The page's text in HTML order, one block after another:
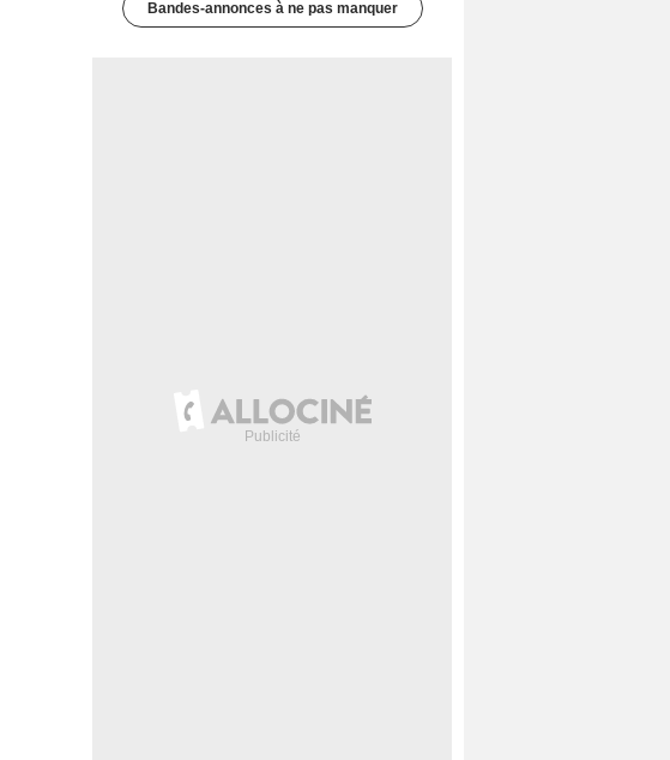
Bandes-annonces à ne pas manquer